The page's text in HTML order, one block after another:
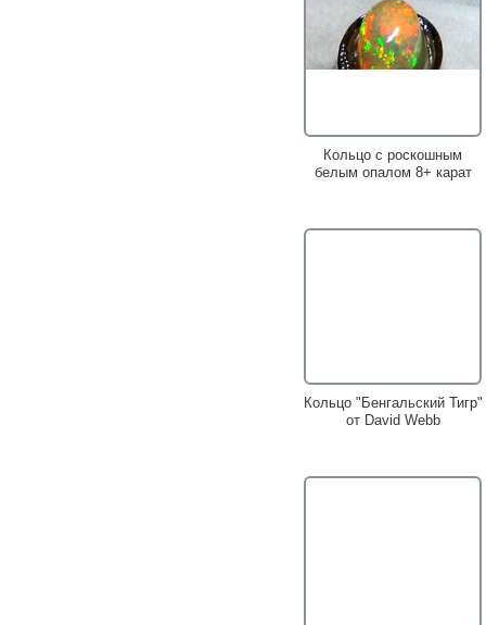
Кольцо с роскошным
белым опалом 8+ карат
Кольцо "Бенгальский Тигр"
от David Webb